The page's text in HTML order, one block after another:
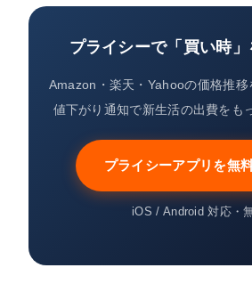
プライシーで「買い時
Amazon・楽天・Yahooの価格推移
値下がり通知で新生活の出費をも
プライシーアプリを無
iOS / Android 対応・